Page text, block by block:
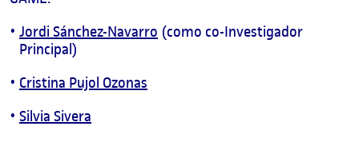
Jordi Sánchez-Navarro (como co-Investigador
Principal)
Cristina Pujol Ozonas
Silvia Sivera